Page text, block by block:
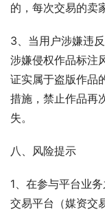
的，每次交易的卖
3、当用户涉嫌违
涉嫌侵权作品标注
证实属于盗版作品
措施，禁止作品再
失。
八、风险提示
1、在参与平台业
交易平台（媒资交